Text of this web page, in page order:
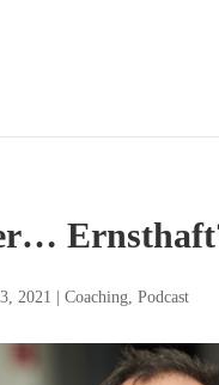
2021 |Coaching,Podcast